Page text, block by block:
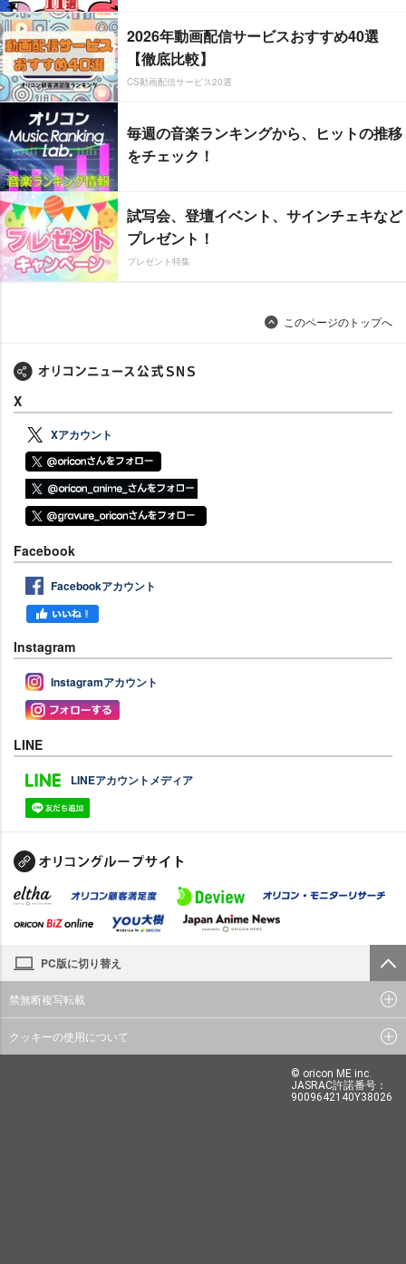
2026年動画配信サービスおすすめ40選
【徹底比較】
CS動画配信サービス20選
毎週の音楽ランキングから、ヒットの推移
をチェック！
試写会、登壇イベント、サインチェキなど
プレゼント！
プレゼント特集
このページのトップへ
X
Xアカウント
Facebook
Facebookアカウント
Instagram
Instagramアカウント
LINE
LINEアカウントメディア
PC版に切り替え
禁無断複写転載
クッキーの使用について
© oricon ME inc.
JASRAC許諾番号：
9009642140Y38026